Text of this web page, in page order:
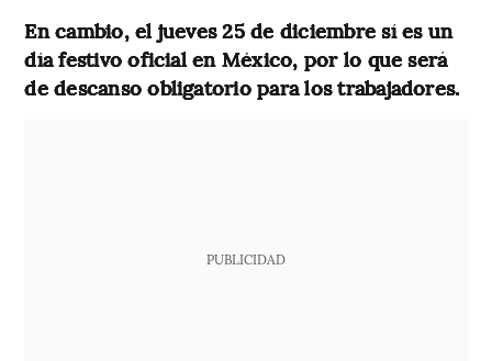
En cambio, el jueves 25 de diciembre sí es un
día festivo oficial en México, por lo que será
de descanso obligatorio para los trabajadores.
PUBLICIDAD